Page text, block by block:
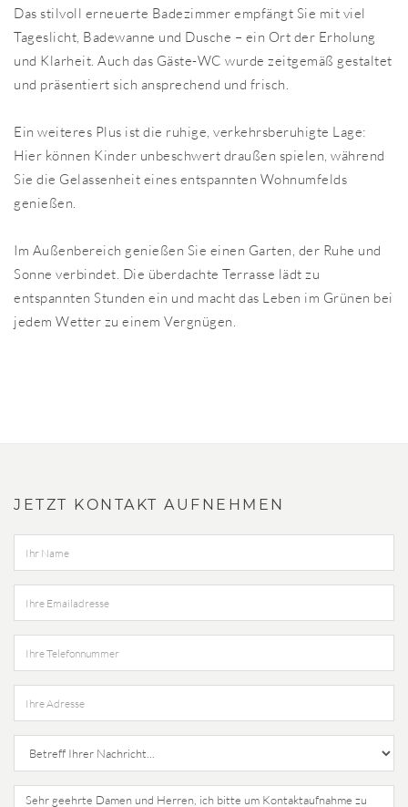
Das stilvoll erneuerte Badezimmer empfängt Sie mit viel
Tageslicht, Badewanne und Dusche – ein Ort der Erholung
und Klarheit. Auch das Gäste-WC wurde zeitgemäß gestaltet
und präsentiert sich ansprechend und frisch.
Ein weiteres Plus ist die ruhige, verkehrsberuhigte Lage:
Hier können Kinder unbeschwert draußen spielen, während
Sie die Gelassenheit eines entspannten Wohnumfelds
genießen.
Im Außenbereich genießen Sie einen Garten, der Ruhe und
Sonne verbindet. Die überdachte Terrasse lädt zu
entspannten Stunden ein und macht das Leben im Grünen bei
jedem Wetter zu einem Vergnügen.
JETZT KONTAKT AUFNEHMEN